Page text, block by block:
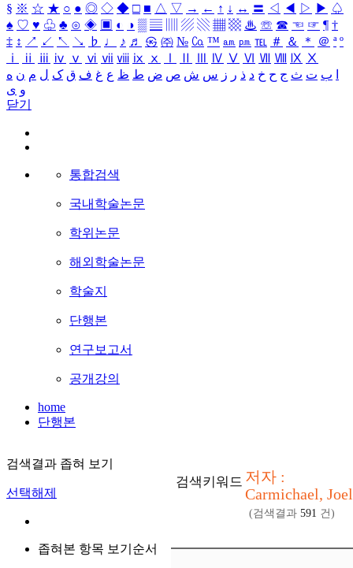
§ ※ ☆ ★ ○ ● ◎ ◇ ◆ □ ■ △ ▽ → ← ↑ ↓ ↔ 〓 ◁ ◀ ▷ ▶ ♤
♠ ♡ ♥ ♧ ♣ ⊙ ◈ ▣ ◐ ◑ ▒ ▤ ▨ ▧ ▦ ▩ ♨ ☏ ☎ ☜ ☞ ¶ †
‡ ↕ ↗ ↙ ↖ ↘ ♭ ♩ ♪ ♬ ㉿ ㈜ № ㏇ ™ ㏂ ㏘ ℡ ＃ ＆ ＊ ＠ ª º
ⅰ
ⅱ ⅲ ⅳ ⅴ ⅵ ⅶ ⅷ ⅸ ⅹ Ⅳ Ⅴ Ⅵ Ⅶ Ⅷ Ⅸ Ⅹ
ب ت ث ج ح خ د ذ ر ز س ش ص ض ط ظ ع غ ف ق ک ل م ن ه
و ی
닫기
통합검색
국내학술논문
학위논문
해외학술논문
학술지
단행본
연구보고서
공개강의
home
단행본
검색결과 좁혀 보기
선택해제
좁혀본 항목 보기순서
검색키워드 저자 :
Carmichael, Joel
(검색결과 591 건)